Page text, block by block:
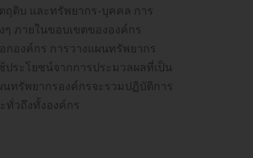
ถุดิบ และทรัพยากร-บุคคล การ
ภายในขอบเขตขององค์กร
องค์กร การวางแผนทรัพยากร
ระโยชน์จากการประมวลผลที่เป็น
ทรัพยากรองค์กรจะรวมปฏิบัติการ
ทั่วถึงทั้งองค์กร